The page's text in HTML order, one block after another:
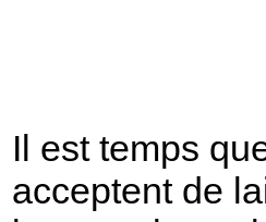
Il est temps
acceptent de